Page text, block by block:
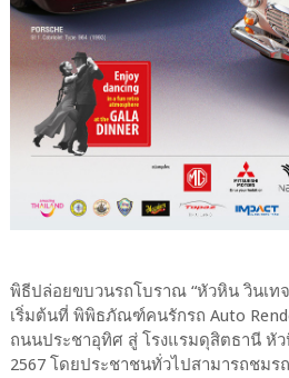
พิธีปล่อยขบวนรถโบราณ “หัวหิน วินเทจ
เริ่มต้นที่ พิพิธภัณฑ์คนรักรถ Auto
ถนนประชาอุทิศ สู่ โรงแรมดุสิตธานี หั
2567 โดยประชาชนทั่วไปสามารถชม